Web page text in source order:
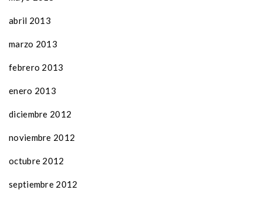
abril 2013
marzo 2013
febrero 2013
enero 2013
diciembre 2012
noviembre 2012
octubre 2012
septiembre 2012